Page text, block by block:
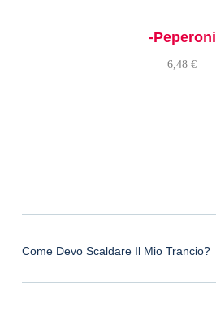
-Peperoni
6,48 €
Come Devo Scaldare Il Mio Trancio?